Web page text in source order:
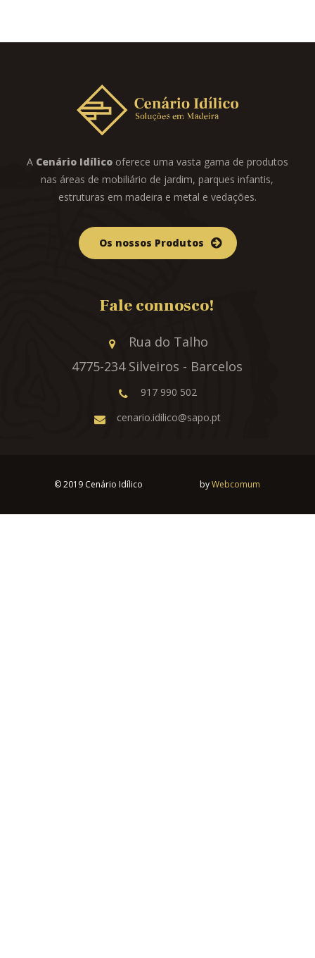
A Cenário Idílico oferece uma vasta gama de produtos
nas áreas de mobiliário de jardim, parques infantis,
estruturas em madeira e metal e vedações.
Os nossos Produtos
Fale connosco!
Rua do Talho
4775-234 Silveiros - Barcelos
917 990 502
cenario.idilico@sapo.pt
© 2019 Cenário Idílico byWebcomum